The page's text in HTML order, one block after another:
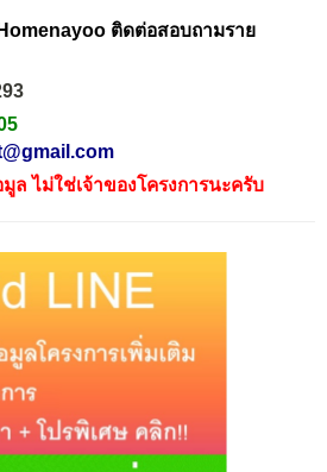
ติดต่อสอบถามราย
ล ไม่ใช่เจ้าของโครงการนะครับ